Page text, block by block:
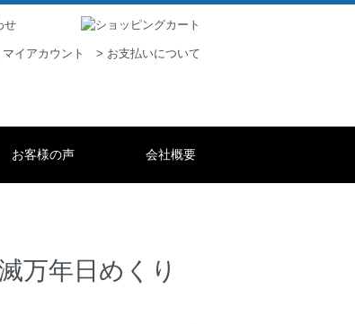
マイアカウント > お支払いについて
お客様の声 会社概要
万年日めくり